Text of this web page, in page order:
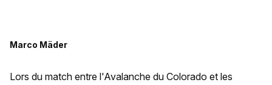
Marco Mäder
Lors du match entre l'Avalanche du Colorado et les